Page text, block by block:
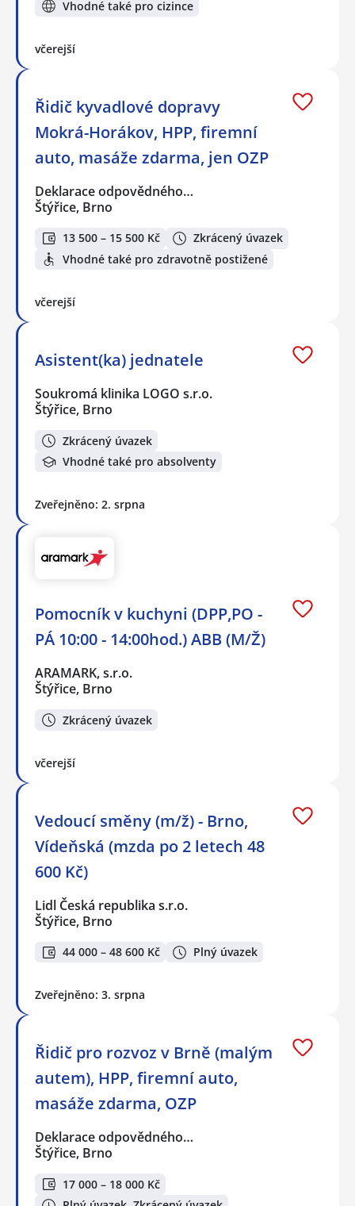
Vhodné také pro cizince
včerejší
Řidič kyvadlové dopravy
Mokrá-Horákov, HPP, firemní
auto, masáže zdarma, jen OZP
Deklarace odpovědného…
Štýřice, Brno
13 500 – 15 500 Kč
Zkrácený úvazek
Vhodné také pro zdravotně postižené
včerejší
Asistent(ka) jednatele
Soukromá klinika LOGO s.r.o.
Štýřice, Brno
Zkrácený úvazek
Vhodné také pro absolventy
Zveřejněno: 2. srpna
Pomocník v kuchyni (DPP,PO -
PÁ 10:00 - 14:00hod.) ABB (M/Ž)
ARAMARK, s.r.o.
Štýřice, Brno
Zkrácený úvazek
včerejší
Vedoucí směny (m/ž) - Brno,
Vídeňská (mzda po 2 letech 48
600 Kč)
Lidl Česká republika s.r.o.
Štýřice, Brno
44 000 – 48 600 Kč Plný úvazek
Zveřejněno: 3. srpna
Řidič pro rozvoz v Brně (malým
autem), HPP, firemní auto,
masáže zdarma, OZP
Deklarace odpovědného…
Štýřice, Brno
17 000 – 18 000 Kč